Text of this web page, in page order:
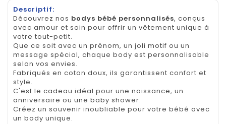
Descriptif:
Découvrez nos bodys bébé personnalisés, conçus
avec amour et soin pour offrir un vêtement unique à
votre tout-petit.
Que ce soit avec un prénom, un joli motif ou un
message spécial, chaque body est personnalisable
selon vos envies.
Fabriqués en coton doux, ils garantissent confort et
style.
C'est le cadeau idéal pour une naissance, un
anniversaire ou une baby shower.
Créez un souvenir inoubliable pour votre bébé avec
un body unique.